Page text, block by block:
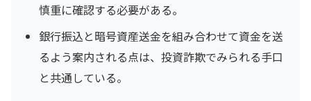
慎重に確認する必要がある。
銀行振込と暗号資産送金を組み合わせて資金を送
るよう案内される点は、投資詐欺でみられる手口
と共通している。